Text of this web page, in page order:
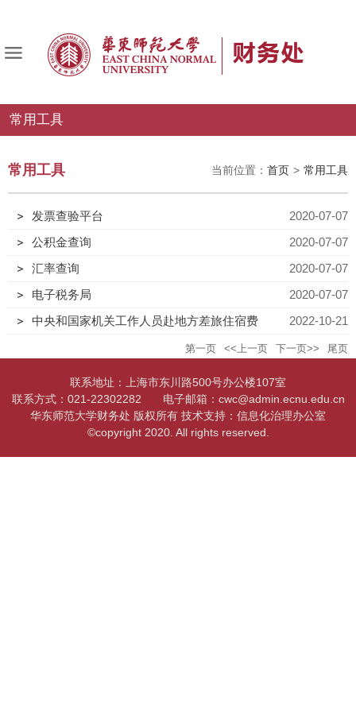
常用工具
当前位置： 首页 > 常用工具
常用工具
发票查验平台
2020-07-07
公积金查询
2020-07-07
汇率查询
2020-07-07
电子税务局
2020-07-07
中央和国家机关工作人员赴地方差旅住宿费
2022-10-21
第一页 <<上一页 下一页>> 尾页
联系地址：上海市东川路500号办公楼107室
联系方式：021-22302282
电子邮箱：cwc@admin.ecnu.edu.cn
华东师范大学财务处 版权所有 技术支持：信息化治理办公室
©copyright 2020. All rights reserved.